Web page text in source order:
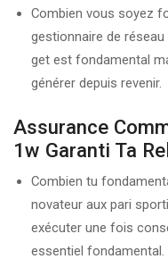
Combien vous soyez
gestionnaire de
get est fondamental
générer depuis revenir.
Assurance
1w Garanti Ta
Combien tu
novateur aux pari
exécuter une fois
essentiel fondamental.